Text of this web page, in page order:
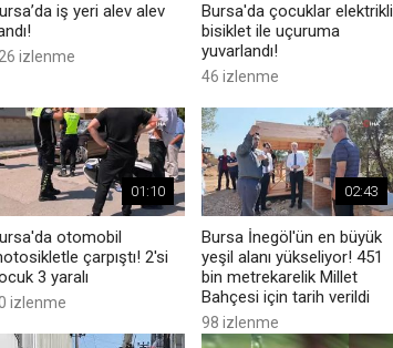
iş yeri alev alev
izlenme
Bursa'da çocuklar elektrikli
bisiklet ile uçuruma
yuvarlandı!
46 izlenme
01:10
otomobil
çarpıştı! 2'si
3 yaralı
izlenme
02:43
Bursa İnegöl'ün en büyük
yeşil alanı yükseliyor! 451
bin metrekarelik Millet
Bahçesi için tarih verildi
98 izlenme